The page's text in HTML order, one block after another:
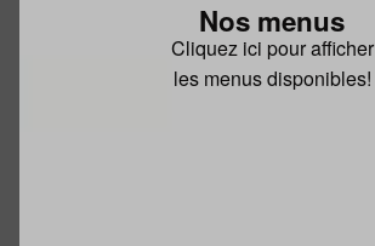
Nos menus
Cliquez ici pour afficher
les menus disponibles!